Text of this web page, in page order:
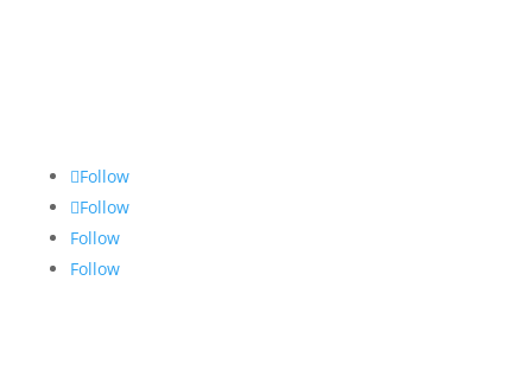
Follow
Follow
Follow
Follow